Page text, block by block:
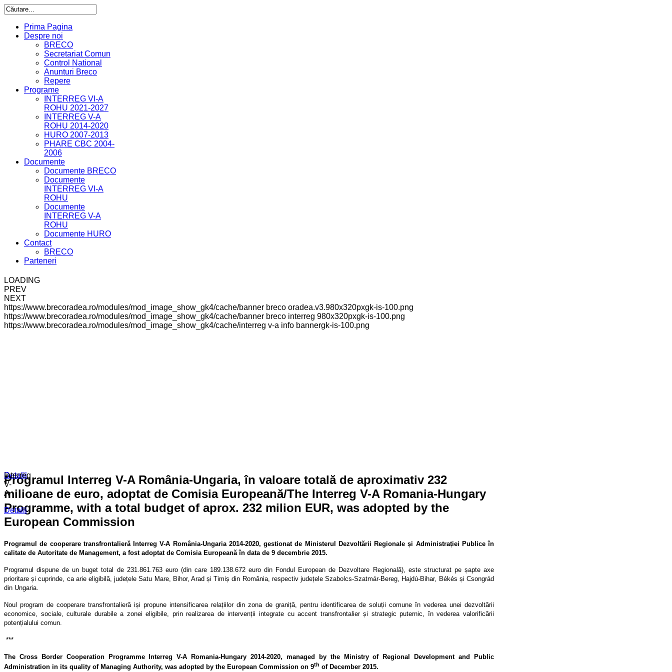
Prima Pagina
Despre noi
BRECO
Secretariat Comun
Control National
Anunturi Breco
Repere
Programe
INTERREG VI-A
ROHU 2021-2027
INTERREG V-A
ROHU 2014-2020
HURO 2007-2013
PHARE CBC 2004-
2006
Documente
Documente BRECO
Documente
INTERREG VI-A
ROHU
Documente
INTERREG V-A
ROHU
Documente HURO
Contact
BRECO
Parteneri
LOADING
PREV
NEXT
https://www.brecoradea.ro/modules/mod_image_show_gk4/cache/banner breco oradea.v3.980x320pxgk-is-100.png
https://www.brecoradea.ro/modules/mod_image_show_gk4/cache/banner breco interreg 980x320pxgk-is-100.png
https://www.brecoradea.ro/modules/mod_image_show_gk4/cache/interreg v-a info bannergk-is-100.png
Detalii
Detalii
Interreg
V-
A
Detalii
Programul Interreg V-A România-Ungaria, în valoare totală de aproximativ 232
milioane de euro, adoptat de Comisia Europeană/The Interreg V-A Romania-Hungary
Programme, with a total budget of aprox. 232 milion EUR, was adopted by the
European Commission
Programul de cooperare transfrontalieră Interreg V-A România-Ungaria 2014-2020, gestionat de Ministerul Dezvoltării Regionale și Administrației Publice în
calitate de Autoritate de Management, a fost adoptat de Comisia Europeană în data de 9 decembrie 2015.
Programul dispune de un buget total de 231.861.763 euro (din care 189.138.672 euro din Fondul European de Dezvoltare Regională), este structurat pe șapte axe
prioritare și cuprinde, ca arie eligibilă, județele Satu Mare, Bihor, Arad și Timiș din România, respectiv județele Szabolcs-Szatmár-Bereg, Hajdú-Bihar, Békés și Csongrád
din Ungaria.
Noul program de cooperare transfrontalieră iși propune intensificarea relațiilor din zona de graniță, pentru identificarea de soluții comune în vederea unei dezvoltării
economice, sociale, culturale durabile a zonei eligibile, prin realizarea de intervenții integrate cu accent transfrontalier și strategic puternic, în vederea valorificării
potențialului comun.
***
The Cross Border Cooperation Programme Interreg V-A Romania-Hungary 2014-2020, managed by the Ministry of Regional Development and Public
Administration in its quality of Managing Authority, was adopted by the European Commission on 9th of December 2015.